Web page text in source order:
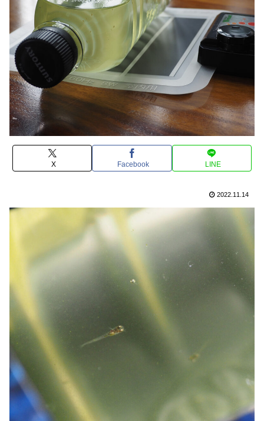
X Facebook LINE
2022.11.14